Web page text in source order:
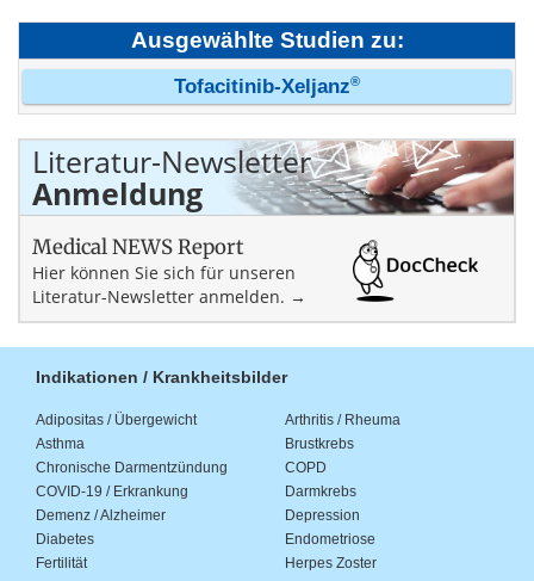
Ausgewählte Studien zu:
Tofacitinib-Xeljanz®
Literatur-Newsletter
Anmeldung
Medical NEWS Report
Hier können Sie sich für unseren
Literatur-Newsletter anmelden. →
Indikationen / Krankheitsbilder
Adipositas / Übergewicht
Arthritis / Rheuma
Asthma
Brustkrebs
Chronische Darmentzündung
COPD
COVID-19 / Erkrankung
Darmkrebs
Demenz / Alzheimer
Depression
Diabetes
Endometriose
Fertilität
Herpes Zoster